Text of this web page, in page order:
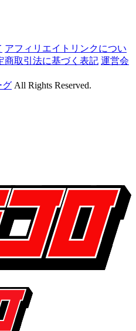
アフィリエイトリンクについ
商取引法に基づく表記 運営会
グ All Rights Reserved.